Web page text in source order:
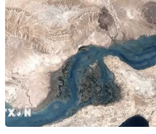
TIN CÙNG CHUYÊN MỤC
Các thương hiệu xe cao cấp của Đức
trong cuộc khủng hoảng lợi nhuận
04/08/2026 23:03